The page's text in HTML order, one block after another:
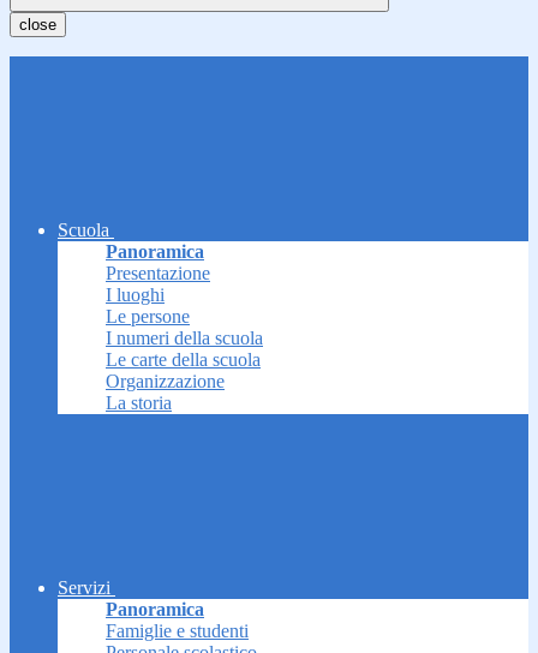
close
Scuola
Panoramica
Presentazione
I luoghi
Le persone
I numeri della scuola
Le carte della scuola
Organizzazione
La storia
Servizi
Panoramica
Famiglie e studenti